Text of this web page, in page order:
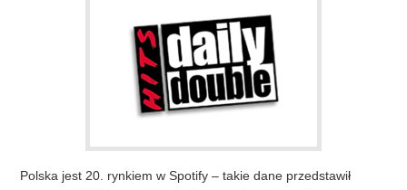
Polska jest 20. rynkiem w Spotify – takie dane przedstawił